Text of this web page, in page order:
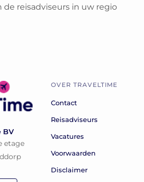
de reisadviseurs in uw regio
BV
etage
OVER TRAVELTIME
Contact
Reisadviseurs
Vacatures
Voorwaarden
Disclaimer